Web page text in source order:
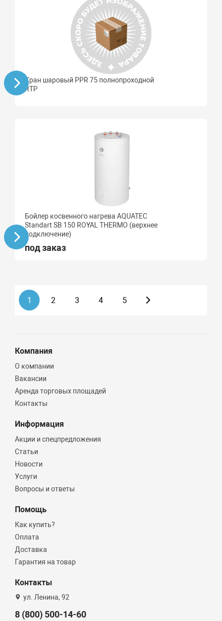
Кран шаровый PPR 75 полнопроходной
RTP
Бойлер косвенного нагрева AQUATEC
Standart SB 150 ROYAL THERMO (верхнее
подключение)
под заказ
1 2 3 4 5
Компания
О компании
Вакансии
Аренда торговых площадей
Контакты
Информация
Акции и спецпредложения
Статьи
Новости
Услуги
Вопросы и ответы
Помощь
Как купить?
Оплата
Доставка
Гарантия на товар
Контакты
ул. Ленина, 92
8 (800) 500-14-60